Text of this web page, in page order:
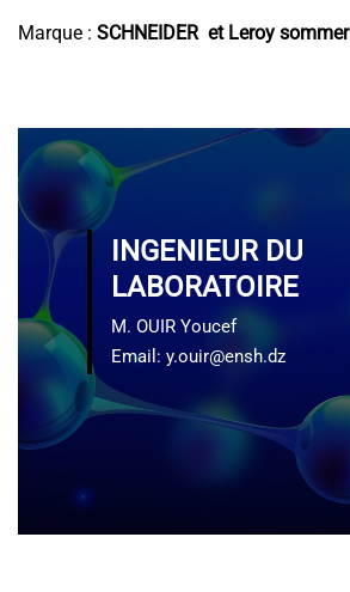
Marque : SCHNEIDER et Leroy sommer
INGENIEUR DU
LABORATOIRE
M. OUIR Youcef
Email: y.ouir@ensh.dz